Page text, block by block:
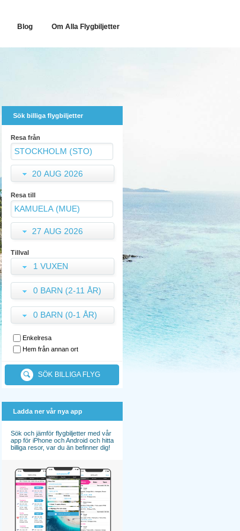
Blog Om Alla Flygbiljetter
Sök billiga flygbiljetter
Resa från
20 AUG 2026
Resa till
27 AUG 2026
Tillval
1 VUXEN
0 BARN (2-11 ÅR)
0 BARN (0-1 ÅR)
Enkelresa
Hem från annan ort
SÖK BILLIGA FLYG
Ladda ner vår nya app
Sök och jämför flygbiljetter med vår
app för iPhone och Android och hitta
billiga resor, var du än befinner dig!